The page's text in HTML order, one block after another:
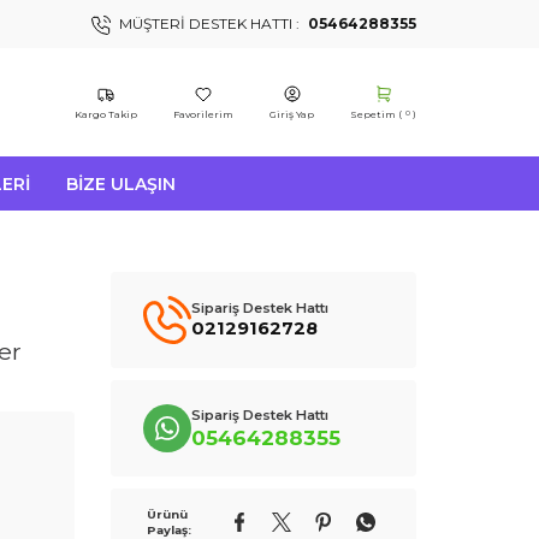
MÜŞTERI DESTEK HATTI : 05464288355
Kargo Takip Favorilerim Giriş Yap Sepetim ( 0 )
BIZE ULAŞIN
Sipariş Destek Hattı
02129162728
Sipariş Destek Hattı
05464288355
Ürünü
Paylaş: